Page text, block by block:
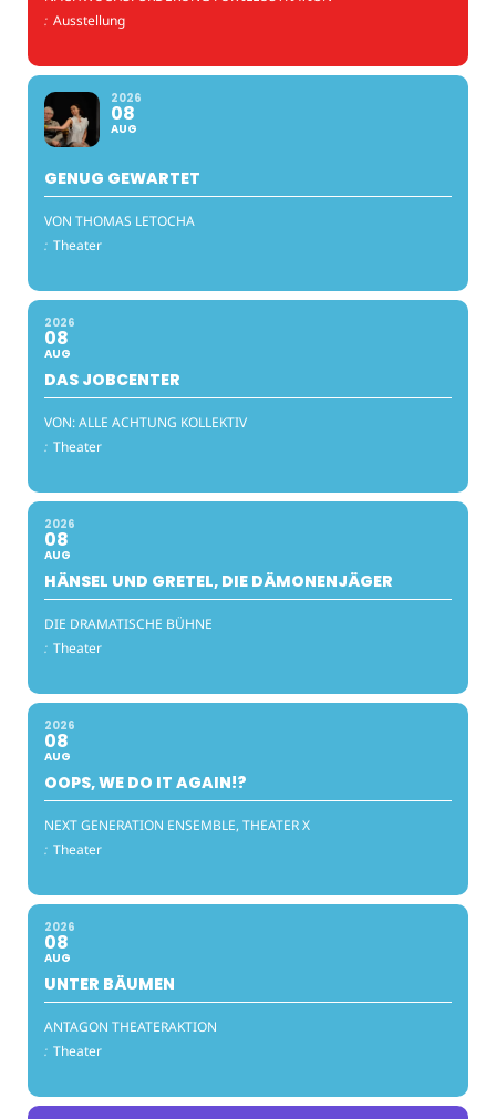
: Ausstellung
2026
08
AUG
GENUG GEWARTET
VON THOMAS LETOCHA
: Theater
2026
08
AUG
DAS JOBCENTER
VON: ALLE ACHTUNG KOLLEKTIV
: Theater
2026
08
AUG
HÄNSEL UND GRETEL, DIE DÄMONENJÄGER
DIE DRAMATISCHE BÜHNE
: Theater
2026
08
AUG
OOPS, WE DO IT AGAIN!?
NEXT GENERATION ENSEMBLE, THEATER X
: Theater
2026
08
AUG
UNTER BÄUMEN
ANTAGON THEATERAKTION
: Theater